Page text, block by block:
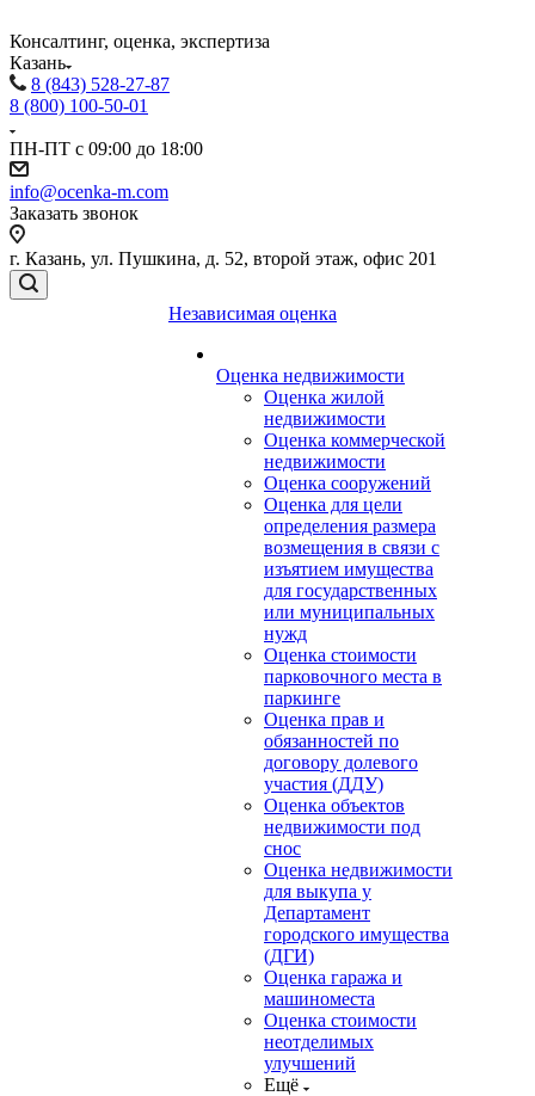
Консалтинг, оценка, экспертиза
Казань
8 (843) 528-27-87
8 (800) 100-50-01
ПН-ПТ с 09:00 до 18:00
info@ocenka-m.com
Заказать звонок
г. Казань, ул. Пушкина, д. 52, второй этаж, офис 201
Независимая оценка
Оценка недвижимости
Оценка жилой
недвижимости
Оценка коммерческой
недвижимости
Оценка сооружений
Оценка для цели
определения размера
возмещения в связи с
изъятием имущества
для государственных
или муниципальных
нужд
Оценка стоимости
парковочного места в
паркинге
Оценка прав и
обязанностей по
договору долевого
участия (ДДУ)
Оценка объектов
недвижимости под
снос
Оценка недвижимости
для выкупа у
Департамент
городского имущества
(ДГИ)
Оценка гаража и
машиноместа
Оценка стоимости
неотделимых
улучшений
Ещё